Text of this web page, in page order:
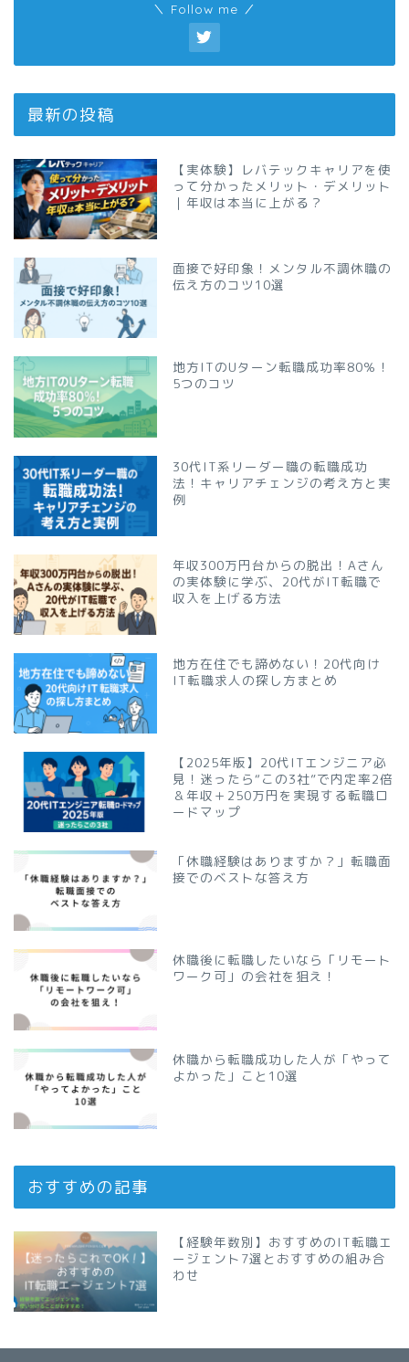
＼ Follow me ／
最新の投稿
【実体験】レバテックキャリアを使
って分かったメリット・デメリット
｜年収は本当に上がる？
面接で好印象！メンタル不調休職の
伝え方のコツ10選
地方ITのUターン転職成功率80％！
5つのコツ
30代IT系リーダー職の転職成功
法！キャリアチェンジの考え方と実
例
年収300万円台からの脱出！Aさん
の実体験に学ぶ、20代がIT転職で
収入を上げる方法
地方在住でも諦めない！20代向け
IT転職求人の探し方まとめ
【2025年版】20代ITエンジニア必
見！迷ったら“この3社”で内定率2倍
＆年収＋250万円を実現する転職ロ
ードマップ
「休職経験はありますか？」転職面
接でのベストな答え方
休職後に転職したいなら「リモート
ワーク可」の会社を狙え！
休職から転職成功した人が「やって
よかった」こと10選
おすすめの記事
【経験年数別】おすすめのIT転職エ
ージェント7選とおすすめの組み合
わせ